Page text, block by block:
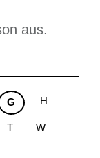
aus.
G H
T W